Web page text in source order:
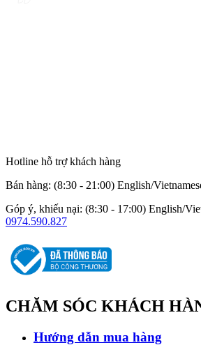
Hotline hỗ trợ khách hàng
Bán hàng: (8:30 - 21:00) English/
Góp ý, khiếu nại: (8:30 - 17:00) English/
0974.590.827
CHĂM SÓC KHÁCH
Hướng dẫn mua hàng